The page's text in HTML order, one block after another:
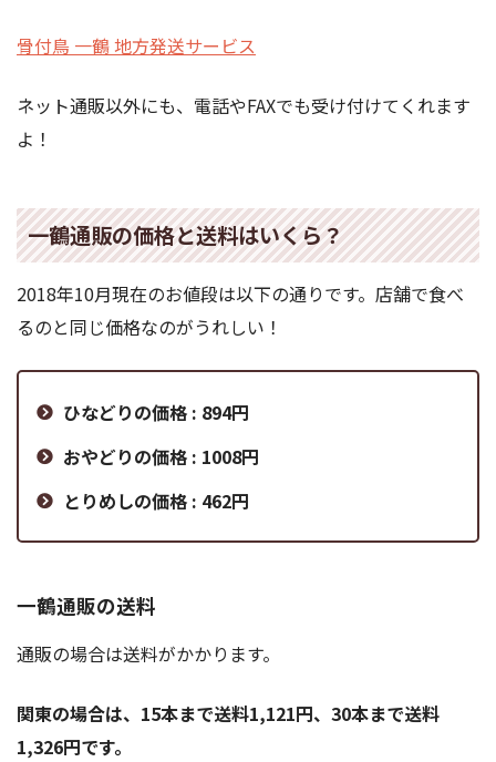
骨付鳥 一鶴 地方発送サービス
ネット通販以外にも、電話やFAXでも受け付けてくれます
よ！
一鶴通販の価格と送料はいくら？
2018年10月現在のお値段は以下の通りです。店舗で食べ
るのと同じ価格なのがうれしい！
ひなどりの価格 : 894円
おやどりの価格 : 1008円
とりめしの価格 : 462円
一鶴通販の送料
通販の場合は送料がかかります。
関東の場合は、15本まで送料1,121円、30本まで送料
1,326円です。